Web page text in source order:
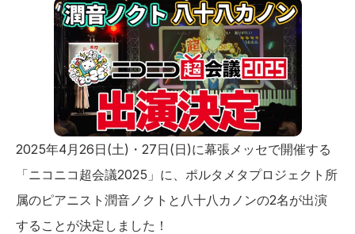
2025年4月26日(土)・27日(日)に幕張メッセで開催する
「ニコニコ超会議2025」に、ポルタメタプロジェクト所
属のピアニスト潤音ノクトと八十八カノンの2名が出演
することが決定しました！